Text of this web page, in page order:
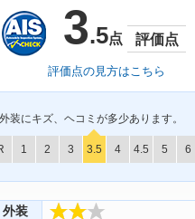
3.5点 評価点
評価点の見方はこちら
装にキズ、ヘコミが多少あります。
1 2 3 3.5 4 4.5 5 6
外装